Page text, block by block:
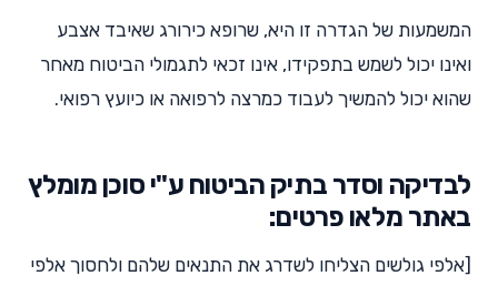
המשמעות של הגדרה זו היא, שרופא כירורג שאיבד אצבע
ואינו יכול לשמש בתפקידו, אינו זכאי לתגמולי הביטוח מאחר
שהוא יכול להמשיך לעבוד כמרצה לרפואה או כיועץ רפואי.
לבדיקה וסדר בתיק הביטוח ע"י סוכן מומלץ
באתר מלאו פרטים:
[אלפי גולשים הצליחו לשדרג את התנאים שלהם ולחסוך אלפי